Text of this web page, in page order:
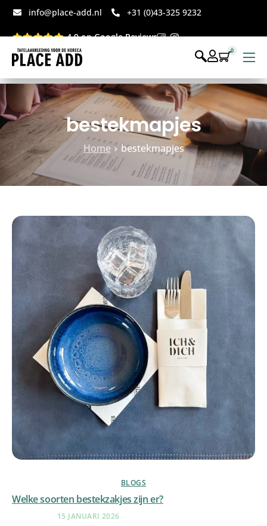
info@place-add.nl +31 (0)43-325 9232
4.9 op Google Reviews
Menukaarten
Disposables bedrukt
Disposables webshop
Voor op tafel webshop
0
bestekmapjes
Home bestekmapjes
BLOGS
Welke soorten bestekzakjes zijn er?
15 JANUARI 2026